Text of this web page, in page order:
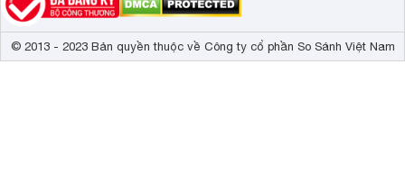
© 2013 - 2023 Bản quyền thuộc về Công ty cổ phần So Sánh Việt Nam